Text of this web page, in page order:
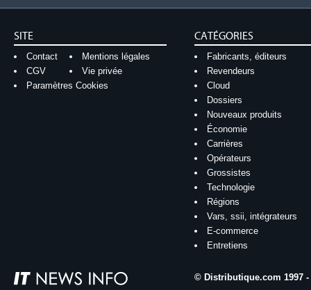
SITE
Contact
Mentions légales
CGV
Vie privée
Paramètres Cookies
CATÉGORIES
Fabricants, éditeurs
Revendeurs
Cloud
Dossiers
Nouveaux produits
Économie
Carrières
Opérateurs
Grossistes
Technologie
Régions
Vars, ssii, intégrateurs
E-commerce
Entretiens
© Distributique.com 1997 -